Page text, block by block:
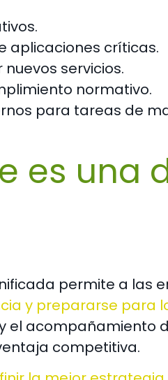
aplicaciones críticas.
servicios.
normativo.
para tareas de
es una
permite a las
y prepararse para
el acompañamiento
competitiva.